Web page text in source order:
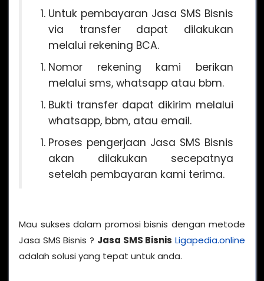
Untuk pembayaran Jasa SMS Bisnis
via transfer dapat dilakukan
melalui rekening BCA.
Nomor rekening kami berikan
melalui sms, whatsapp atau bbm.
Bukti transfer dapat dikirim melalui
whatsapp, bbm, atau email.
Proses pengerjaan Jasa SMS Bisnis
akan dilakukan secepatnya
setelah pembayaran kami terima.
Mau sukses dalam promosi bisnis dengan metode
Jasa SMS Bisnis ? Jasa SMS Bisnis Ligapedia.online
adalah solusi yang tepat untuk anda.